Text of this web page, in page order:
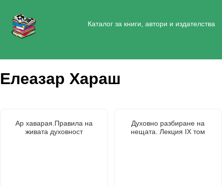
Каталог за книги, автори и издателства
Елеазар Хараш
Ар хаварая.Правила на
живата духовност
Духовно разбиране на
нещата. Лекция IX том